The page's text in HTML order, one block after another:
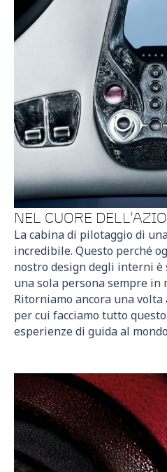
NEL CUORE
La cabina di pilotaggio di
incredibile. Questo perché
nostro design degli interni
una sola persona sempre in
Ritorniamo ancora una
per cui facciamo tutto
esperienze di guida al